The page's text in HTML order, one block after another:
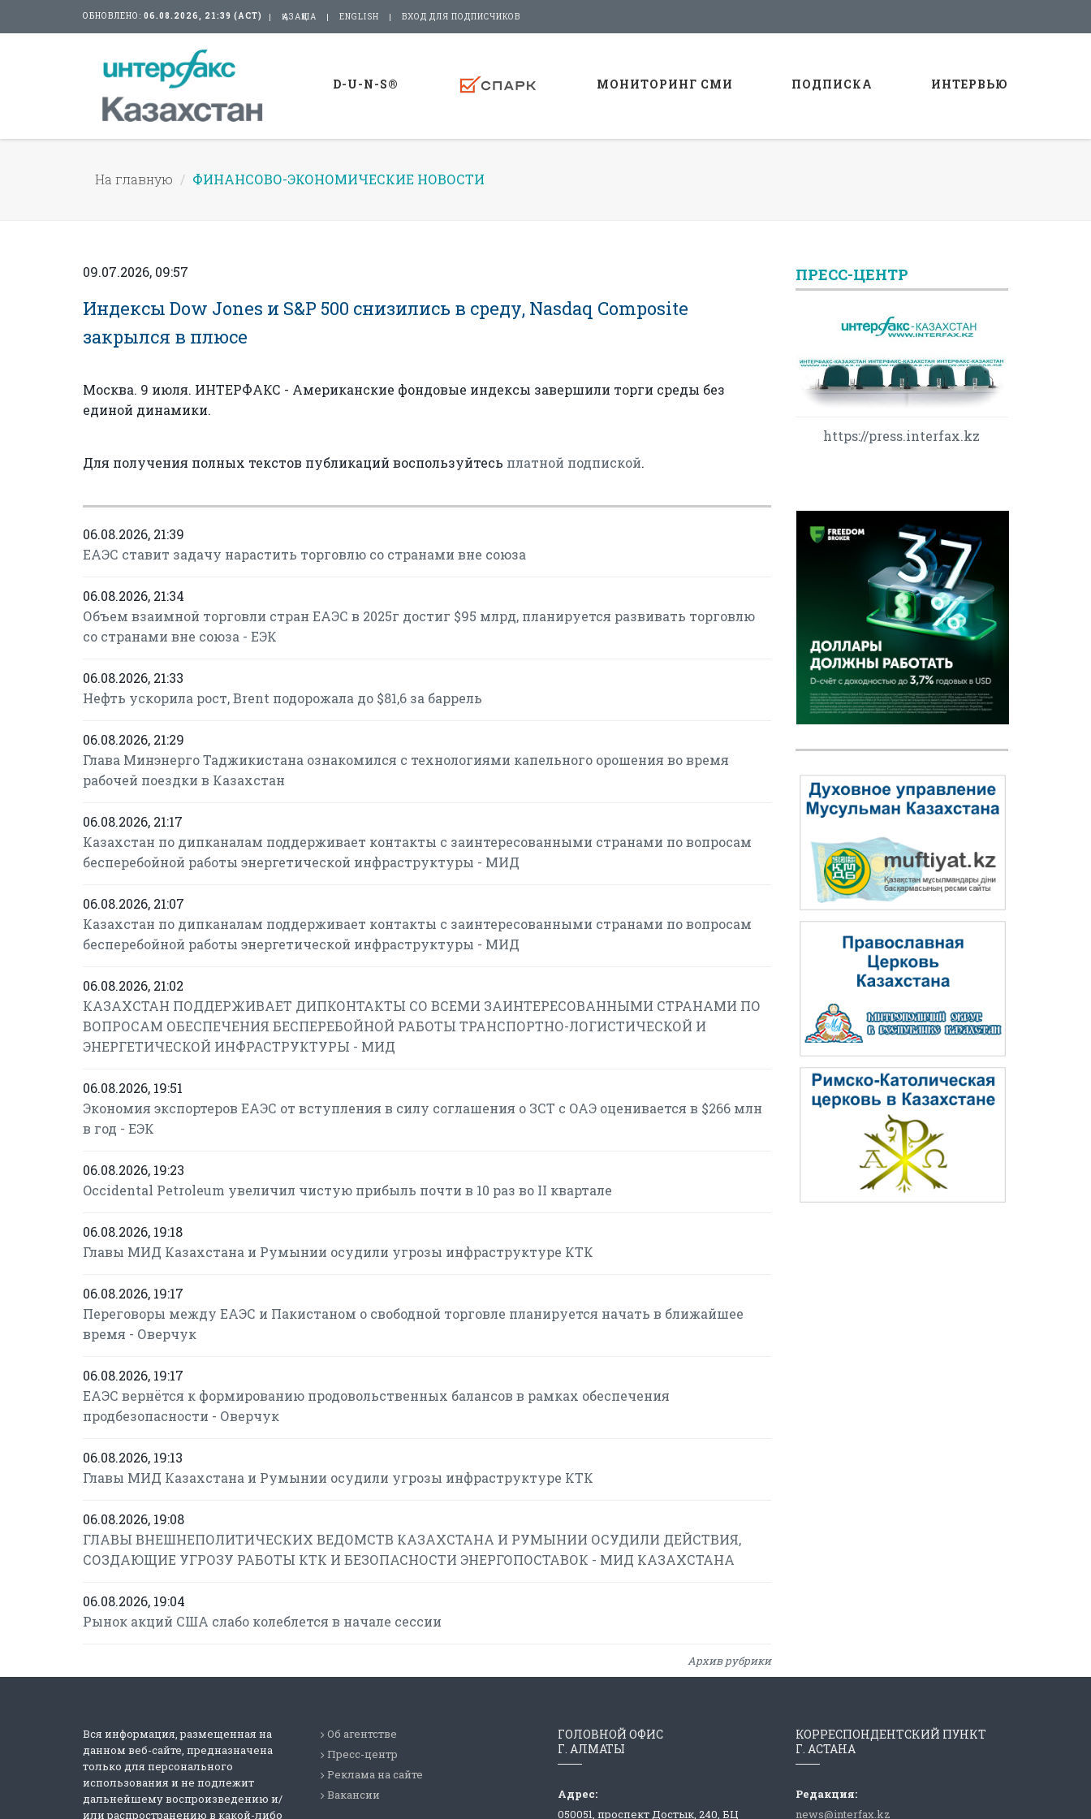
ОБНОВЛЕНО: 06.08.2026, 21:39 (АСТ) ҚАЗАҚША ENGLISH ВХОД ДЛЯ ПОДПИСЧИКОВ
D-U-N-S® МОНИТОРИНГ СМИ ПОДПИСКА ИНТЕРВЬЮ
На главную ФИНАНСОВО-ЭКОНОМИЧЕСКИЕ НОВОСТИ
09.07.2026, 09:57
Индексы Dow Jones и S&P 500 снизились в среду, Nasdaq Composite
закрылся в плюсе
Москва. 9 июля. ИНТЕРФАКС - Американские фондовые индексы завершили торги среды без
единой динамики.
Для получения полных текстов публикаций воспользуйтесь платной подпиской.
06.08.2026, 21:39
ЕАЭС ставит задачу нарастить торговлю со странами вне союза
06.08.2026, 21:34
Объем взаимной торговли стран ЕАЭС в 2025г достиг $95 млрд, планируется развивать торговлю
со странами вне союза - ЕЭК
06.08.2026, 21:33
Нефть ускорила рост, Brent подорожала до $81,6 за баррель
06.08.2026, 21:29
Глава Минэнерго Таджикистана ознакомился с технологиями капельного орошения во время
рабочей поездки в Казахстан
06.08.2026, 21:17
Казахстан по дипканалам поддерживает контакты с заинтересованными странами по вопросам
бесперебойной работы энергетической инфраструктуры - МИД
06.08.2026, 21:07
Казахстан по дипканалам поддерживает контакты с заинтересованными странами по вопросам
бесперебойной работы энергетической инфраструктуры - МИД
06.08.2026, 21:02
КАЗАХСТАН ПОДДЕРЖИВАЕТ ДИПКОНТАКТЫ СО ВСЕМИ ЗАИНТЕРЕСОВАННЫМИ СТРАНАМИ ПО
ВОПРОСАМ ОБЕСПЕЧЕНИЯ БЕСПЕРЕБОЙНОЙ РАБОТЫ ТРАНСПОРТНО-ЛОГИСТИЧЕСКОЙ И
ЭНЕРГЕТИЧЕСКОЙ ИНФРАСТРУКТУРЫ - МИД
06.08.2026, 19:51
Экономия экспортеров ЕАЭС от вступления в силу соглашения о ЗСТ с ОАЭ оценивается в $266 млн
в год - ЕЭК
06.08.2026, 19:23
Occidental Petroleum увеличил чистую прибыль почти в 10 раз во II квартале
06.08.2026, 19:18
Главы МИД Казахстана и Румынии осудили угрозы инфраструктуре КТК
06.08.2026, 19:17
Переговоры между ЕАЭС и Пакистаном о свободной торговле планируется начать в ближайшее
время - Оверчук
06.08.2026, 19:17
ЕАЭС вернётся к формированию продовольственных балансов в рамках обеспечения
продбезопасности - Оверчук
06.08.2026, 19:13
Главы МИД Казахстана и Румынии осудили угрозы инфраструктуре КТК
06.08.2026, 19:08
ГЛАВЫ ВНЕШНЕПОЛИТИЧЕСКИХ ВЕДОМСТВ КАЗАХСТАНА И РУМЫНИИ ОСУДИЛИ ДЕЙСТВИЯ,
СОЗДАЮЩИЕ УГРОЗУ РАБОТЫ КТК И БЕЗОПАСНОСТИ ЭНЕРГОПОСТАВОК - МИД КАЗАХСТАНА
06.08.2026, 19:04
Рынок акций США слабо колеблется в начале сессии
Архив рубрики
ПРЕСС-ЦЕНТР
https://press.interfax.kz
Вся информация, размещенная на
данном веб-сайте, предназначена
только для персонального
использования и не подлежит
дальнейшему воспроизведению и/
или распространению в какой-либо
Об агентстве
Пресс-центр
Реклама на сайте
Вакансии
ГОЛОВНОЙ ОФИС
Г. АЛМАТЫ
Адрес:
050051, проспект Достык, 240, БЦ
КОРРЕСПОНДЕНТСКИЙ ПУНКТ
Г. АСТАНА
Редакция:
news@interfax.kz